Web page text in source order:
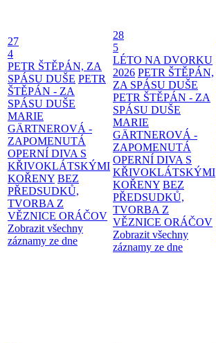
27
4
PETR ŠTĚPÁN, ZA
SPÁSU DUŠE PETR
ŠTĚPÁN - ZA
SPÁSU DUŠE
MARIE
GÄRTNEROVÁ -
ZAPOMENUTÁ
OPERNÍ DIVA S
KŘIVOKLÁTSKÝMI
KOŘENY BEZ
PŘEDSUDKŮ,
TVORBA Z
VĚZNICE ORÁČOV
Zobrazit všechny
záznamy ze dne
28
5
LÉTO NA DVORKU
2026 PETR ŠTĚPÁN,
ZA SPÁSU DUŠE
PETR ŠTĚPÁN - ZA
SPÁSU DUŠE
MARIE
GÄRTNEROVÁ -
ZAPOMENUTÁ
OPERNÍ DIVA S
KŘIVOKLÁTSKÝMI
KOŘENY BEZ
PŘEDSUDKŮ,
TVORBA Z
VĚZNICE ORÁČOV
Zobrazit všechny
záznamy ze dne